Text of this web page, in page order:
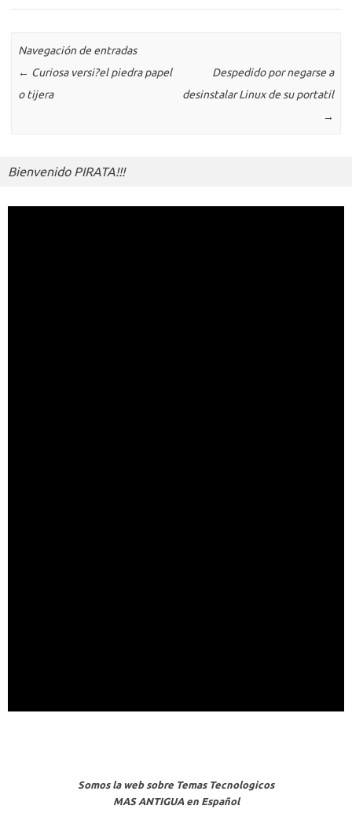
i
ti
r
Navegación de entradas
← Curiosa versi?el piedra papel
o tijera
Despedido por negarse a
desinstalar Linux de su portatil
→
Bienvenido PIRATA!!!
Somos la web sobre Temas Tecnologicos
MAS ANTIGUA en Español